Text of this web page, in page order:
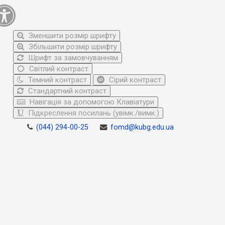
Зменшити розмір шрифту
Збільшити розмір шрифту
Шрифт за замовчуванням
Світлий контраст
Темний контраст
Сірий контраст
Стандартний контраст
Навігація за допомогою Клавіатури
Підкреслення посилань (увімк./вимк.)
(044) 294-00-25 fomd@kubg.edu.ua